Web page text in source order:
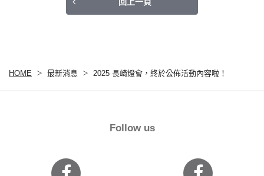
HOME 最新消息 2025 長崎燈會，終於公佈活動內容啦！
Follow us